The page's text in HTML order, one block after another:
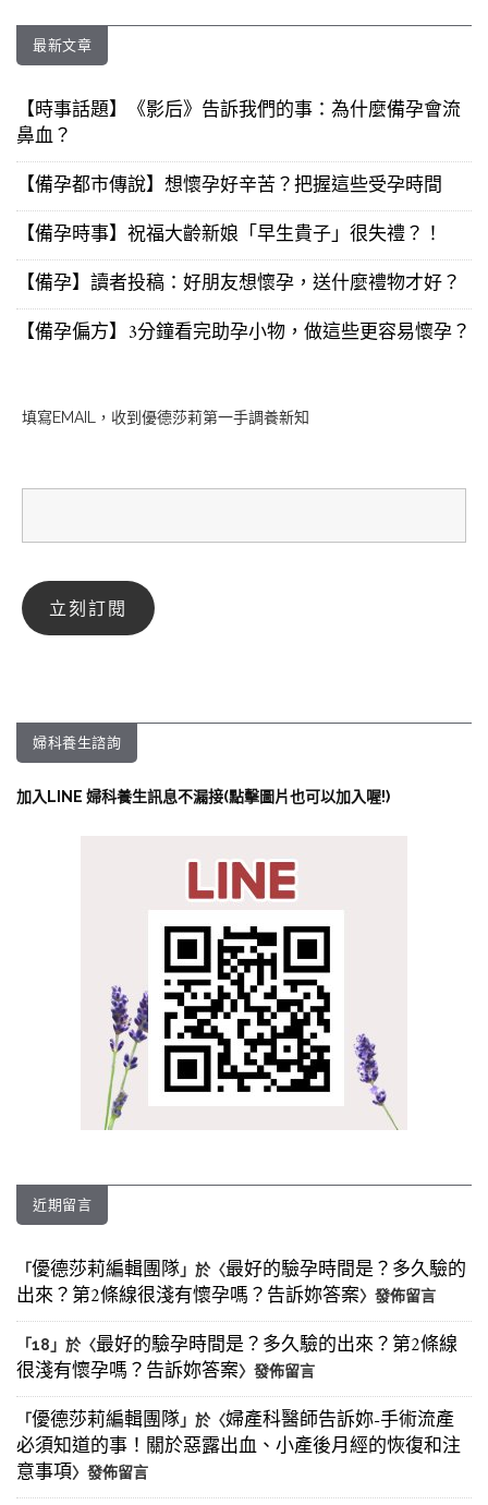
最新文章
【時事話題】《影后》告訴我們的事：為什麼備孕會流
鼻血？
【備孕都市傳說】想懷孕好辛苦？把握這些受孕時間
【備孕時事】祝福大齡新娘「早生貴子」很失禮？！
【備孕】讀者投稿：好朋友想懷孕，送什麼禮物才好？
【備孕偏方】3分鐘看完助孕小物，做這些更容易懷孕？
填寫EMAIL，收到優德莎莉第一手調養新知
婦科養生諮詢
加入LINE 婦科養生訊息不漏接(點擊圖片也可以加入喔!)
近期留言
「優德莎莉編輯團隊」於〈最好的驗孕時間是？多久驗的
出來？第2條線很淺有懷孕嗎？告訴妳答案〉發佈留言
「18 」於〈最好的驗孕時間是？多久驗的出來？第2條線
很淺有懷孕嗎？告訴妳答案〉發佈留言
「優德莎莉編輯團隊」於〈婦產科醫師告訴妳-手術流產
必須知道的事！關於惡露出血、小產後月經的恢復和注
意事項〉發佈留言